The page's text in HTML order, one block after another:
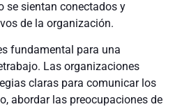
se sientan conectados y
de la organización.
fundamental para una
Las organizaciones
claras para comunicar los
abordar las preocupaciones de